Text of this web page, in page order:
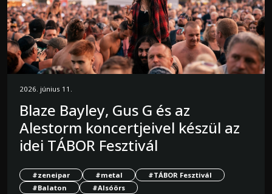
2026. június 11.
Blaze Bayley, Gus G és az
Alestorm koncertjeivel készül az
idei TÁBOR Fesztivál
#zeneipar #metal
#TÁBOR Fesztivál
#Balaton
#Alsóörs